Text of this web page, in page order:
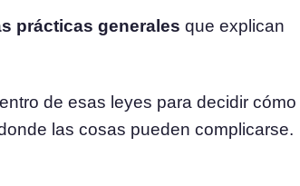
prácticas generales que explican
de esas leyes para decidir cómo
las cosas pueden complicarse.